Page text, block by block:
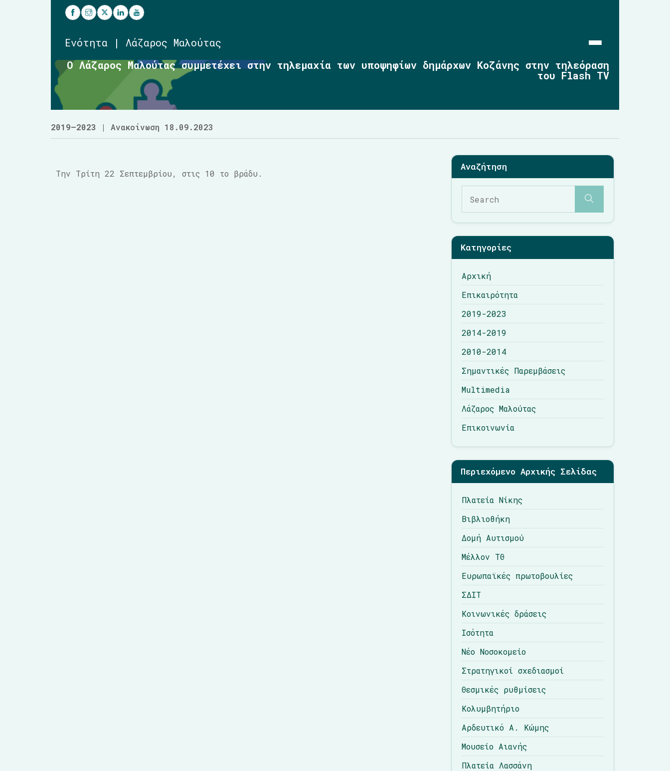
Ενότητα | Λάζαρος Μαλούτας
2019-2023
2014-2019
2010-2014
Σημαντικές Παρεμβάσεις
Multimedia
Λάζαρος Μαλούτας
Επικοινωνία
Ο Λάζαρος Μαλούτας συμμετέχει στην τηλεμαχία των υποψηφίων δημάρχων Κοζάνης στην τηλεόραση
του Flash TV
2019–2023 | Ανακοίνωση 18.09.2023
Tην Τρίτη 22 Σεπτεμβρίου, στις 10 το βράδυ.
Κατηγορίες
Αρχική
Επικαιρότητα
2019-2023
2014-2019
2010-2014
Σημαντικές Παρεμβάσεις
Multimedia
Λάζαρος Μαλούτας
Επικοινωνία
Περιεχόμενο Αρχικής Σελίδας
Πλατεία Νίκης
Βιβλιοθήκη
Δομή Αυτισμού
Μέλλον ΤΘ
Ευρωπαϊκές πρωτοβουλίες
ΣΔΙΤ
Κοινωνικές δράσεις
Ισότητα
Νέο Νοσοκομείο
Στρατηγικοί σχεδιασμοί
Θεσμικές ρυθμίσεις
Κολυμβητήριο
Αρδευτικό Α. Κώμης
Μουσείο Αιανής
Πλατεία Λασσάνη